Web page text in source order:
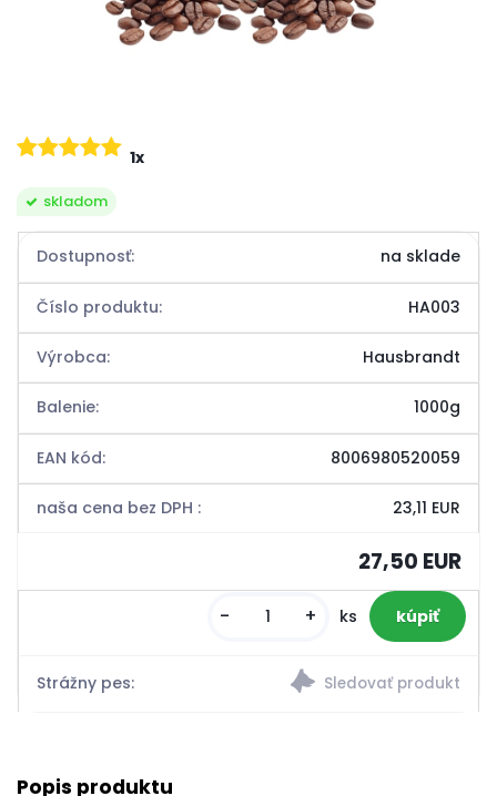
skladom
1x
Dostupnosť: na sklade
Číslo produktu: HA003
Výrobca: Hausbrandt
Balenie: 1000g
EAN kód: 8006980520059
naša cena bez DPH : 23,11 EUR
27,50 EUR
Strážny pes:
- + ks
Popis produktu